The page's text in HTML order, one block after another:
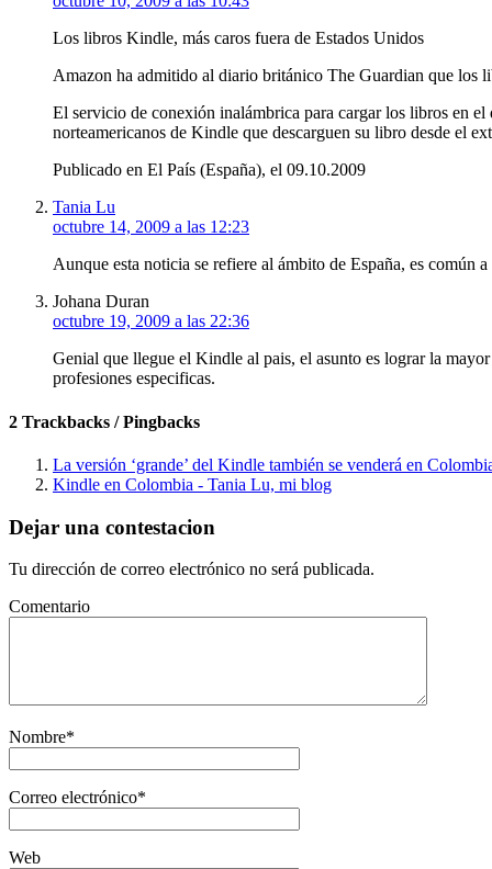
Los libros Kindle, más caros fuera de Estados Unidos
Amazon ha admitido al diario británico The Guardian que los
El servicio de conexión inalámbrica para cargar los libros en
norteamericanos de Kindle que descarguen su libro desde el
Publicado en El País (España), el 09.10.2009
Tania Lu
octubre 14, 2009 a las 12:23
Aunque esta noticia se refiere al ámbito de España, es común
Johana Duran
octubre 19, 2009 a las 22:36
Genial que llegue el Kindle al pais, el asunto es lograr la
profesiones especificas.
2 Trackbacks / Pingbacks
La versión ‘grande’ del Kindle también se venderá en
Kindle en Colombia - Tania Lu, mi blog
Dejar una contestacion
Tu dirección de correo electrónico no será publicada.
Comentario
Nombre*
Correo electrónico*
Web